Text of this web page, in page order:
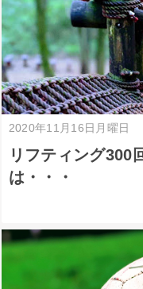
2020年11月16日月曜日
リフティング300
は・・・